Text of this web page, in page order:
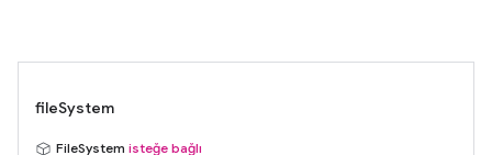
fileSystem
FileSystem isteğe bağlı